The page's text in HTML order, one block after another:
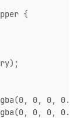
{
0, 0,
0, 0,